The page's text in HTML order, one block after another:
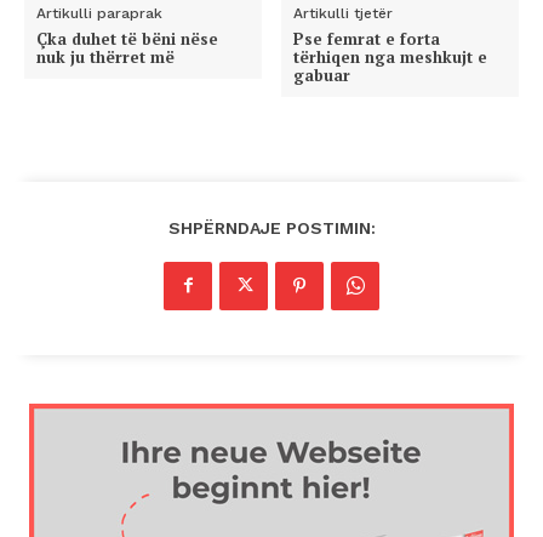
Artikulli paraprak
Çka duhet të bëni nëse
nuk ju thërret më
Artikulli tjetër
Pse femrat e forta
tërhiqen nga meshkujt e
gabuar
SHPËRNDAJE POSTIMIN: